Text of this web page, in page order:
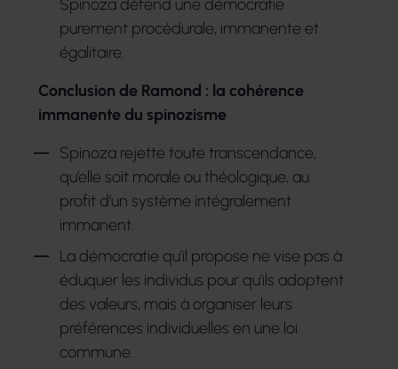
Spinoza défend une démocratie
purement procédurale, immanente et
égalitaire.
Conclusion de Ramond : la cohérence
immanente du spinozisme
Spinoza rejette toute transcendance,
qu’elle soit morale ou théologique, au
profit d’un système intégralement
immanent.
La démocratie qu’il propose ne vise pas à
éduquer les individus pour qu’ils adoptent
des valeurs, mais à organiser leurs
préférences individuelles en une loi
commune.